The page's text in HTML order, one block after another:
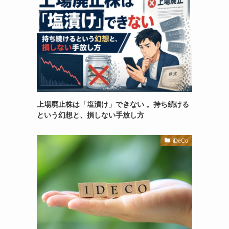
上場廃止株は「塩漬け」できない 。持ち続ける
という幻想と、損しない手放し方
iDeCo